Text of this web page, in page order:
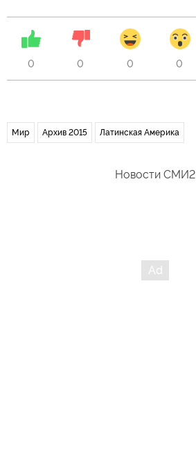
0 0 0 0
Мир Архив 2015 Латинская Америка
Новости СМИ2